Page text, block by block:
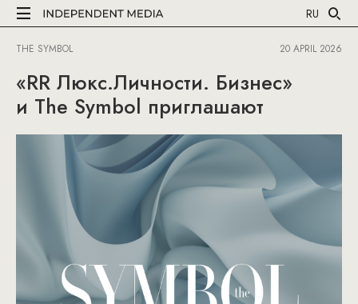
RU
THE SYMBOL 20 APRIL 2026
«RR Люкс.Личности. Бизнес»
и The Symbol приглашают